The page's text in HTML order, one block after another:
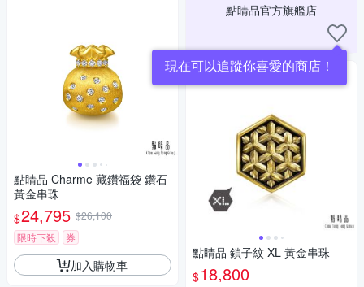
點睛品 Charme 藏鑽福袋 鑽石
黃金串珠
$24,795 $26,100
限時下殺
券
加入購物車
點睛品官方旗艦店
現在可以追蹤你喜愛的商店！
點睛品 鎖子紋 XL 黃金串珠
$18,800